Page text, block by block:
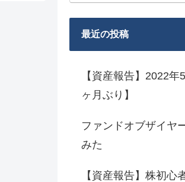
最近の投稿
【資産報告】2022
ヶ月ぶり】
ファンドオブザイヤ
みた
【資産報告】株初心